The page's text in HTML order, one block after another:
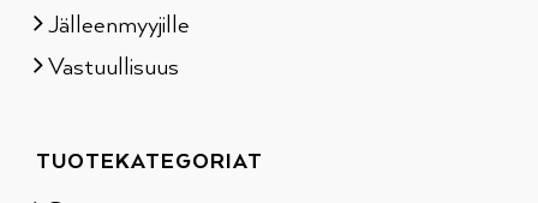
Jälleenmyyjille
Vastuullisuus
TUOTEKATEGORIAT